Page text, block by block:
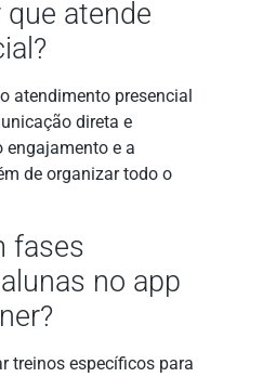
atende
atendimento presencial
direta e
engajamento e a
de organizar todo o
fases
no app
treinos específicos para